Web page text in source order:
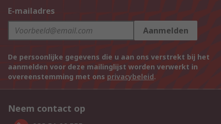
E-mailadres
Aanmelden
De persoonlijke gegevens die u aan ons verstrekt bij het
aanmelden voor deze mailinglijst worden verwerkt in
overeenstemming met ons privacybeleid.
Neem contact op